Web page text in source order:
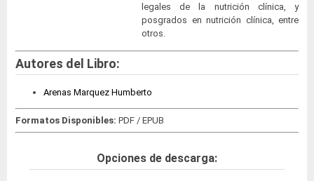
legales de la nutrición clínica, y
posgrados en nutrición clínica, entre
otros.
Autores del Libro:
Arenas Marquez Humberto
Formatos Disponibles: PDF / EPUB
Opciones de descarga: